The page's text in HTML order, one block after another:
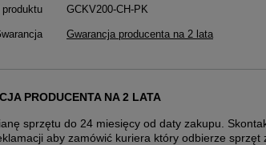
produktu GCKV200-CH-PK
Gwarancja producenta na 2 lata
PRODUCENTA NA 2 LATA
sprzętu do 24 miesięcy od daty zakupu.
abyzamówić kuriera który odbierze sprzęt